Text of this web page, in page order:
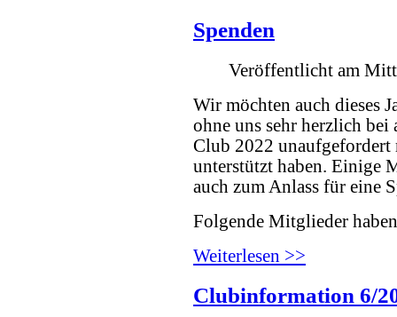
Spenden
Veröffentlicht am
Wir möchten auch dieses
ohne uns sehr herzlich bei
Club 2022 unaufgefordert
unterstützt haben. Einige
auch zum Anlass für eine
Folgende Mitglieder
Weiterlesen >>
Clubinformation 6/